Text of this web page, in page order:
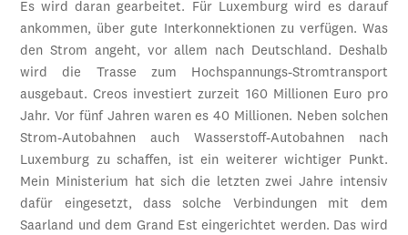
Es wird daran gearbeitet. Für Luxemburg wird es darauf
ankommen, über gute Interkonnektionen zu verfügen. Was
den Strom angeht, vor allem nach Deutschland. Deshalb
wird die Trasse zum Hochspannungs-Stromtransport
ausgebaut. Creos investiert zurzeit 160 Millionen Euro pro
Jahr. Vor fünf Jahren waren es 40 Millionen. Neben solchen
Strom-Autobahnen auch Wasserstoff-Autobahnen nach
Luxemburg zu schaffen, ist ein weiterer wichtiger Punkt.
Mein Ministerium hat sich die letzten zwei Jahre intensiv
dafür eingesetzt, dass solche Verbindungen mit dem
Saarland und dem Grand Est eingerichtet werden. Das wird